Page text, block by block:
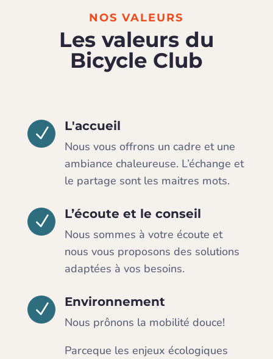
NOS VALEURS
Les valeurs du
Bicycle Club
N
L'accueil
Nous vous offrons un cadre et une
ambiance chaleureuse. L’échange et
le partage sont les maitres mots.
N
L’écoute et le conseil
Nous sommes à votre écoute et
nous vous proposons des solutions
adaptées à vos besoins.
N
Environnement
Nous prônons la mobilité douce!
Parceque les enjeux écologiques